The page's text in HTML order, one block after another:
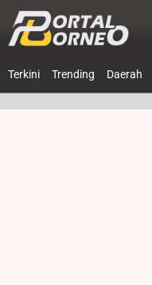
Terkini Trending Daerah